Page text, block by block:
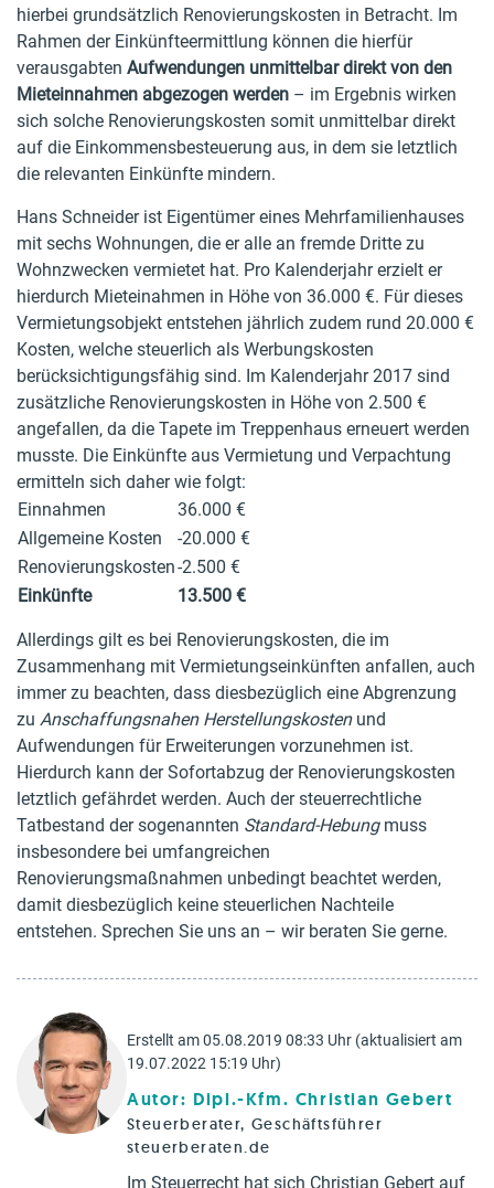
hierbei grundsätzlich Renovierungskosten in Betracht. Im
Rahmen der Einkünfteermittlung können die hierfür
verausgabten Aufwendungen unmittelbar direkt von den
Mieteinnahmen abgezogen werden – im Ergebnis wirken
sich solche Renovierungskosten somit unmittelbar direkt
auf die Einkommensbesteuerung aus, in dem sie letztlich
die relevanten Einkünfte mindern.
Hans Schneider ist Eigentümer eines Mehrfamilienhauses
mit sechs Wohnungen, die er alle an fremde Dritte zu
Wohnzwecken vermietet hat. Pro Kalenderjahr erzielt er
hierdurch Mieteinahmen in Höhe von 36.000 €. Für dieses
Vermietungsobjekt entstehen jährlich zudem rund 20.000 €
Kosten, welche steuerlich als Werbungskosten
berücksichtigungsfähig sind. Im Kalenderjahr 2017 sind
zusätzliche Renovierungskosten in Höhe von 2.500 €
angefallen, da die Tapete im Treppenhaus erneuert werden
musste. Die Einkünfte aus Vermietung und Verpachtung
ermitteln sich daher wie folgt:
Einnahmen
36.000 €
Allgemeine Kosten
-20.000 €
Renovierungskosten-2.500 €
Einkünfte
13.500 €
Allerdings gilt es bei Renovierungskosten, die im
Zusammenhang mit Vermietungseinkünften anfallen, auch
immer zu beachten, dass diesbezüglich eine Abgrenzung
zu Anschaffungsnahen Herstellungskostenund
Aufwendungen für Erweiterungen vorzunehmen ist.
Hierdurch kann der Sofortabzug der Renovierungskosten
letztlich gefährdet werden. Auch der steuerrechtliche
Tatbestand der sogenannten Standard-Hebungmuss
insbesondere bei umfangreichen
Renovierungsmaßnahmen unbedingt beachtet werden,
damit diesbezüglich keine steuerlichen Nachteile
entstehen. Sprechen Sie uns an – wir beraten Sie gerne.
Erstellt am 05.08.2019 08:33 Uhr (aktualisiert am
19.07.2022 15:19 Uhr)
Autor: Dipl.-Kfm. Christian Gebert
Steuerberater, Geschäftsführer
steuerberaten.de
Im Steuerrecht hat sich Christian Gebert auf